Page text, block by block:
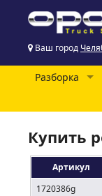
Ваш город
Разборка
Купить
Артикул
1720386g